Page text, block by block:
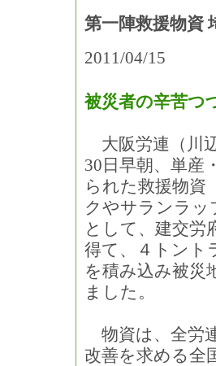
第一陣救援物資
2011/04/15
被災者の辛苦つ
大阪労連（川
30日早朝、単産
られた救援物資
クやサランラッ
として、建交労
得て、４トント
を積み込み被災
ました。
物資は、全労
改善を求める全